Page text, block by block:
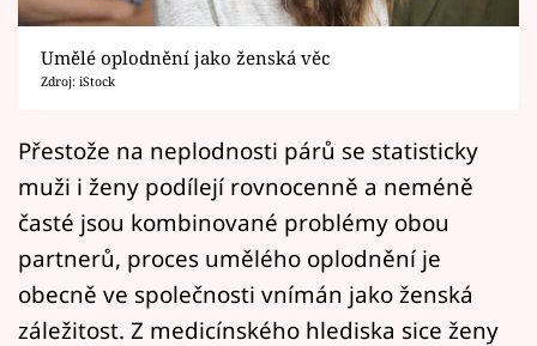
Přihlášení
Sledujte nás
Umělé oplodnění jako ženská věc
Zdroj: iStock
Přestože na neplodnosti párů se statisticky
muži i ženy podílejí rovnocenně a neméně
časté jsou kombinované problémy obou
partnerů, proces umělého oplodnění je
obecně ve společnosti vnímán jako ženská
záležitost. Z medicínského hlediska sice ženy